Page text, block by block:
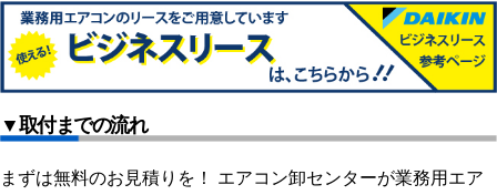
▼取付までの流れ
まずは無料のお見積りを！ エアコン卸センターが業務用エア